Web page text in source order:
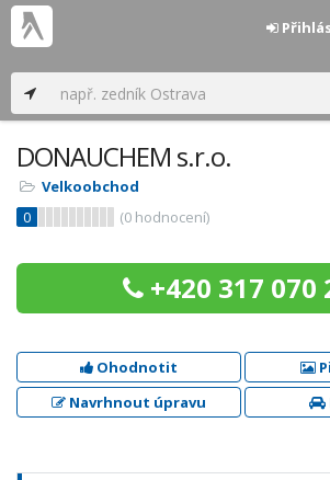
DONAUCHEM s.r.o.
Velkoobchod
0
(0 hodnocení)
+420 317 070
Ohodnotit
Navrhnout úpravu